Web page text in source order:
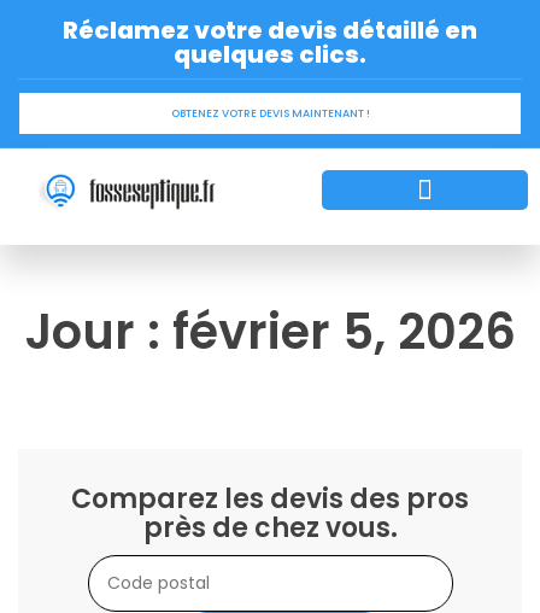
Réclamez votre devis détaillé en
quelques clics.
OBTENEZ VOTRE DEVIS MAINTENANT !
Jour : février 5, 2026
Comparez les devis des pros
près de chez vous.